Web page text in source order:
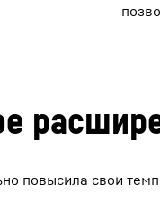
повысила свои